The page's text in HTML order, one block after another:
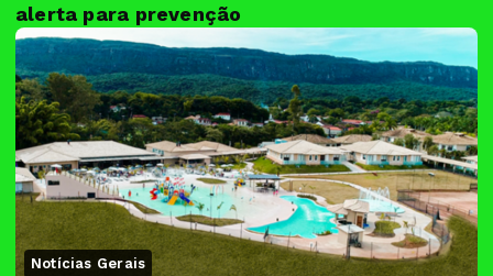
alerta para prevenção
Notícias Gerais